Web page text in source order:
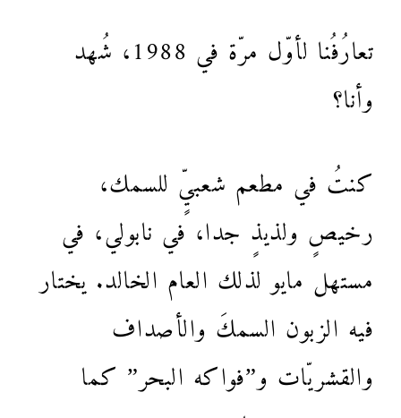
تعارُفُنا لأوّل مرّة في 1988، شُهد
وأنا؟
كنتُ في مطعم شعبيٍّ للسمك،
رخيصٍ ولذيذٍ جدا، في نابولي، في
مستهل مايو لذلك العام الخالد. يختار
فيه الزبون السمكَ والأصداف
والقشريّات و”فواكه البحر” كما